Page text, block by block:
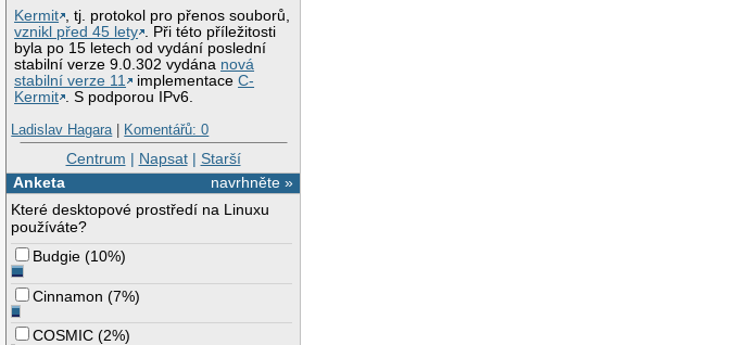
Kermit , tj. protokol pro přenos souborů,
vznikl před 45 lety . Při této příležitosti
byla po 15 letech od vydání poslední
stabilní verze 9.0.302 vydána nová
stabilní verze 11
implementaceC-
Kermit . S podporou IPv6.
Ladislav Hagara| Komentářů: 0
Centrum | Napsat| Starší
navrhněte »
Anketa
Které desktopové prostředí na Linuxu
používáte?
Budgie (10%)
Cinnamon (7%)
COSMIC (2%)